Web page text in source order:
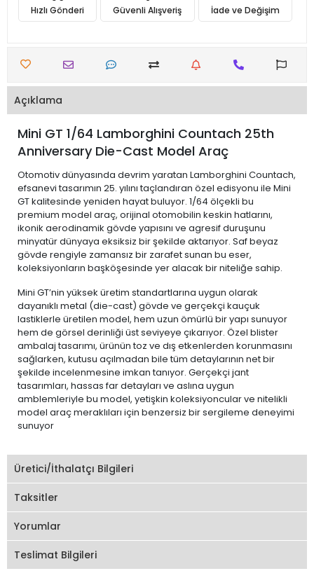
Hızlı Gönderi Güvenli Alışveriş İade ve Değişim
Açıklama
Mini GT 1/64 Lamborghini Countach 25th
Anniversary Die-Cast Model Araç
Otomotiv dünyasında devrim yaratan Lamborghini Countach,
efsanevi tasarımın 25. yılını taçlandıran özel edisyonu ile Mini
GT kalitesinde yeniden hayat buluyor. 1/64 ölçekli bu
premium model araç, orijinal otomobilin keskin hatlarını,
ikonik aerodinamik gövde yapısını ve agresif duruşunu
minyatür dünyaya eksiksiz bir şekilde aktarıyor. Saf beyaz
gövde rengiyle zamansız bir zarafet sunan bu eser,
koleksiyonların başköşesinde yer alacak bir niteliğe sahip.
Mini GT’nin yüksek üretim standartlarına uygun olarak
dayanıklı metal (die-cast) gövde ve gerçekçi kauçuk
lastiklerle üretilen model, hem uzun ömürlü bir yapı sunuyor
hem de görsel derinliği üst seviyeye çıkarıyor. Özel blister
ambalaj tasarımı, ürünün toz ve dış etkenlerden korunmasını
sağlarken, kutusu açılmadan bile tüm detaylarının net bir
şekilde incelenmesine imkan tanıyor. Gerçekçi jant
tasarımları, hassas far detayları ve aslına uygun
amblemleriyle bu model, yetişkin koleksiyoncular ve nitelikli
model araç meraklıları için benzersiz bir sergileme deneyimi
sunuyor
Üretici/İthalatçı Bilgileri
Taksitler
Yorumlar
Teslimat Bilgileri